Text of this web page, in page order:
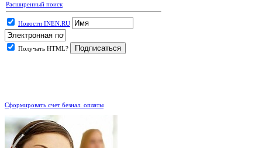
Расширенный поиск
Новости INEN.RU
Получать HTML?
Сформировать счет безнал. оплаты